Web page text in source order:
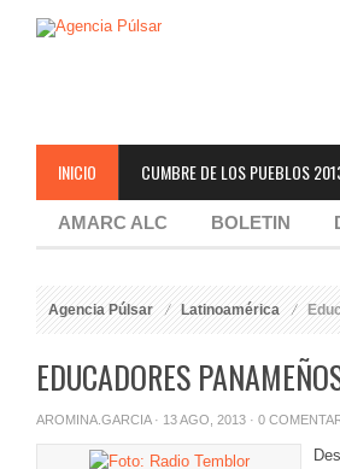
INICIO CUMBRE DE LOS PUEBLOS
AMARC ALC BOLETIN
Agencia Púlsar Latinoamérica
EDUCADORES
AROMINA.GARCIA· 13 AGO, 2013 · 0